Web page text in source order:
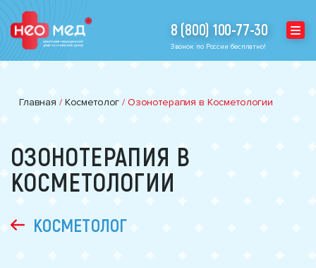
8 (800) 100-77-30
Звонок по России бесплатно!
Главная / Косметолог / Озонотерапия в Косметологии
ОЗОНОТЕРАПИЯ В
КОСМЕТОЛОГИИ
КОСМЕТОЛОГ